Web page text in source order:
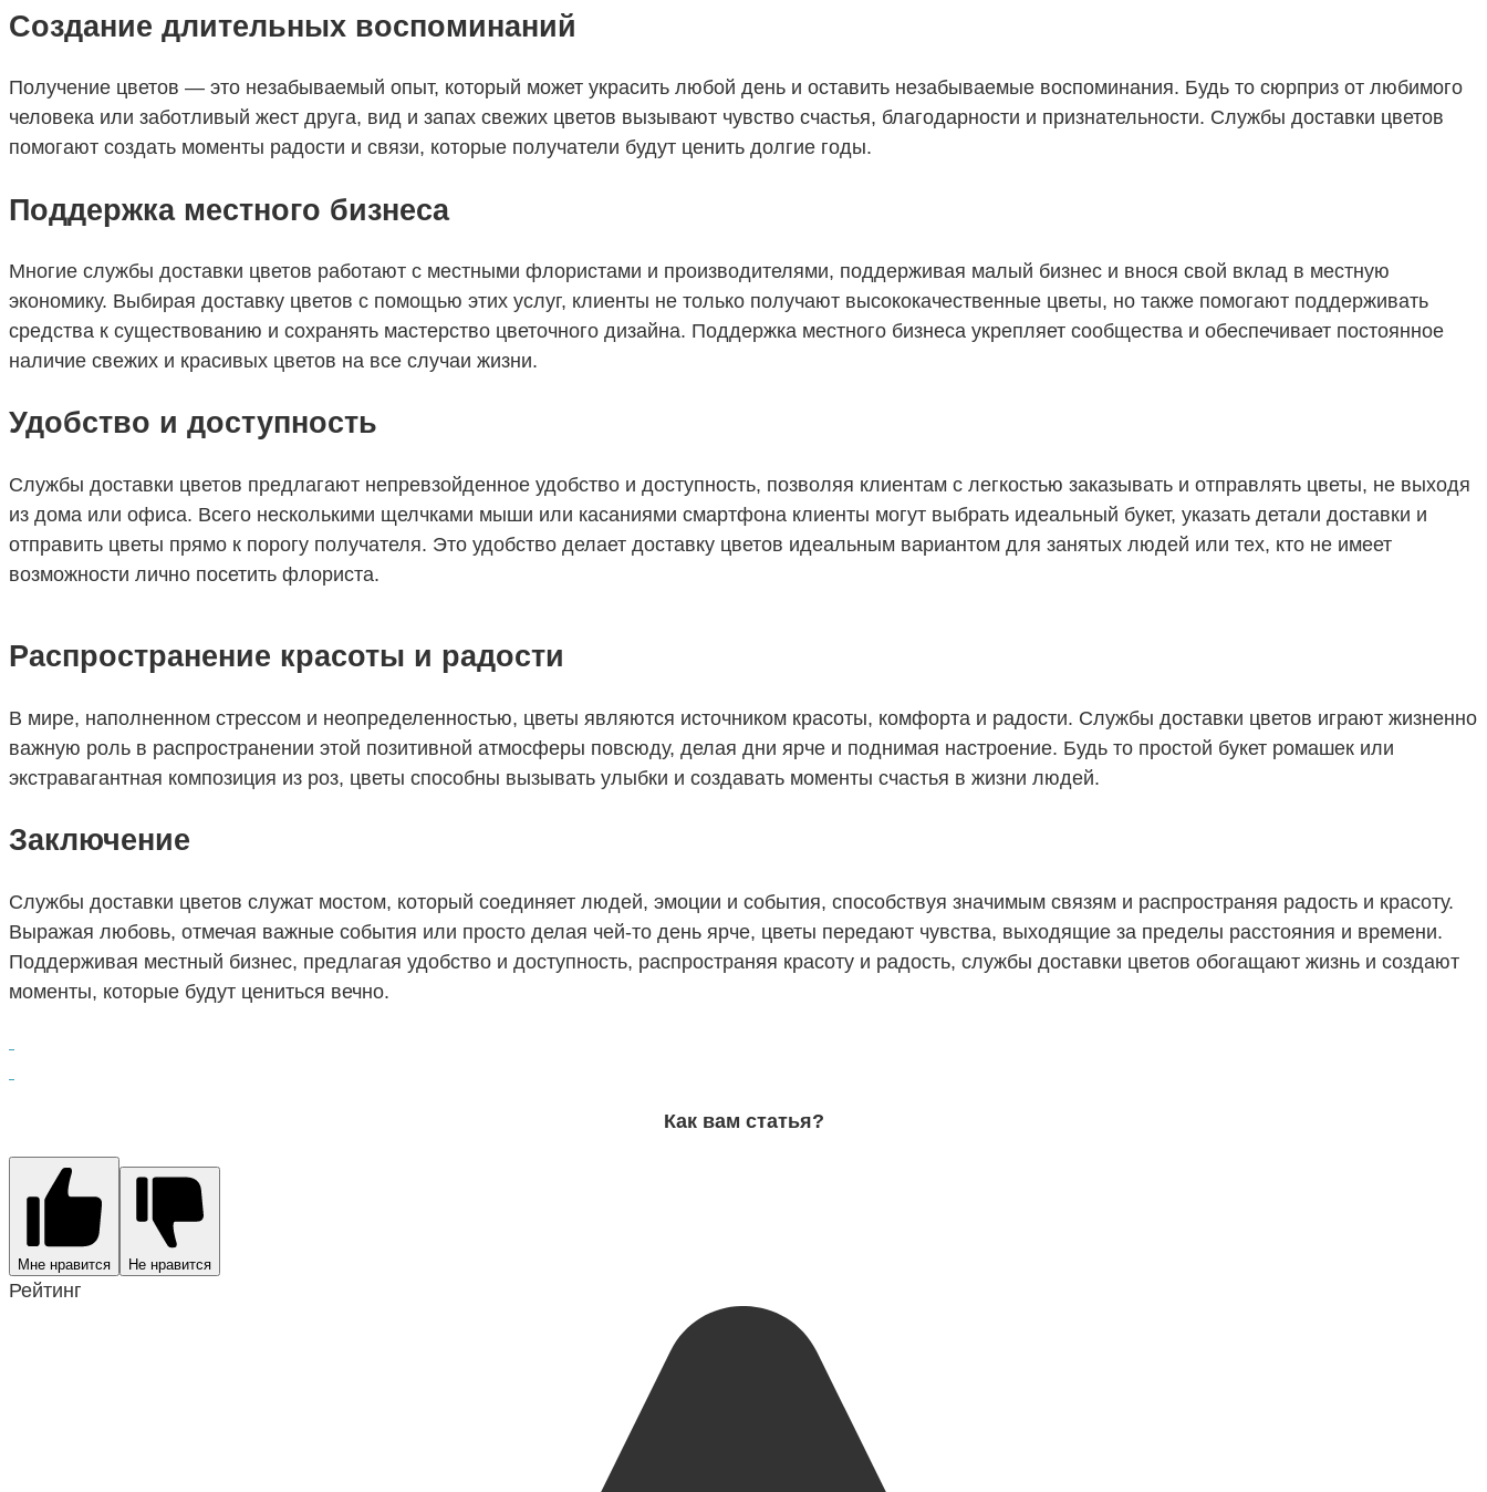
Создание длительных воспоминаний
Получение цветов — это незабываемый опыт, который может украсить любой день и оставить незабываемые воспоминания. Будь то сюрприз от любимого
человека или заботливый жест друга, вид и запах свежих цветов вызывают чувство счастья, благодарности и признательности. Службы доставки цветов
помогают создать моменты радости и связи, которые получатели будут ценить долгие годы.
Поддержка местного бизнеса
Многие службы доставки цветов работают с местными флористами и производителями, поддерживая малый бизнес и внося свой вклад в местную
экономику. Выбирая доставку цветов с помощью этих услуг, клиенты не только получают высококачественные цветы, но также помогают поддерживать
средства к существованию и сохранять мастерство цветочного дизайна. Поддержка местного бизнеса укрепляет сообщества и обеспечивает постоянное
наличие свежих и красивых цветов на все случаи жизни.
Удобство и доступность
Службы доставки цветов предлагают непревзойденное удобство и доступность, позволяя клиентам с легкостью заказывать и отправлять цветы, не выходя
из дома или офиса. Всего несколькими щелчками мыши или касаниями смартфона клиенты могут выбрать идеальный букет, указать детали доставки и
отправить цветы прямо к порогу получателя. Это удобство делает доставку цветов идеальным вариантом для занятых людей или тех, кто не имеет
возможности лично посетить флориста.
Распространение красоты и радости
В мире, наполненном стрессом и неопределенностью, цветы являются источником красоты, комфорта и радости. Службы доставки цветов играют жизненно
важную роль в распространении этой позитивной атмосферы повсюду, делая дни ярче и поднимая настроение. Будь то простой букет ромашек или
экстравагантная композиция из роз, цветы способны вызывать улыбки и создавать моменты счастья в жизни людей.
Заключение
Службы доставки цветов служат мостом, который соединяет людей, эмоции и события, способствуя значимым связям и распространяя радость и красоту.
Выражая любовь, отмечая важные события или просто делая чей-то день ярче, цветы передают чувства, выходящие за пределы расстояния и времени.
Поддерживая местный бизнес, предлагая удобство и доступность, распространяя красоту и радость, службы доставки цветов обогащают жизнь и создают
моменты, которые будут цениться вечно.
Как вам статья?
Мне нравится Не нравится
Рейтинг